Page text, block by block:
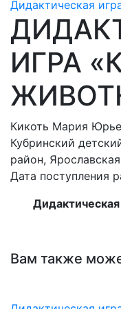
Дидактическая
ИГРА
Кикоть Мария
Кубринский
район,
Дата поступления
Вам также